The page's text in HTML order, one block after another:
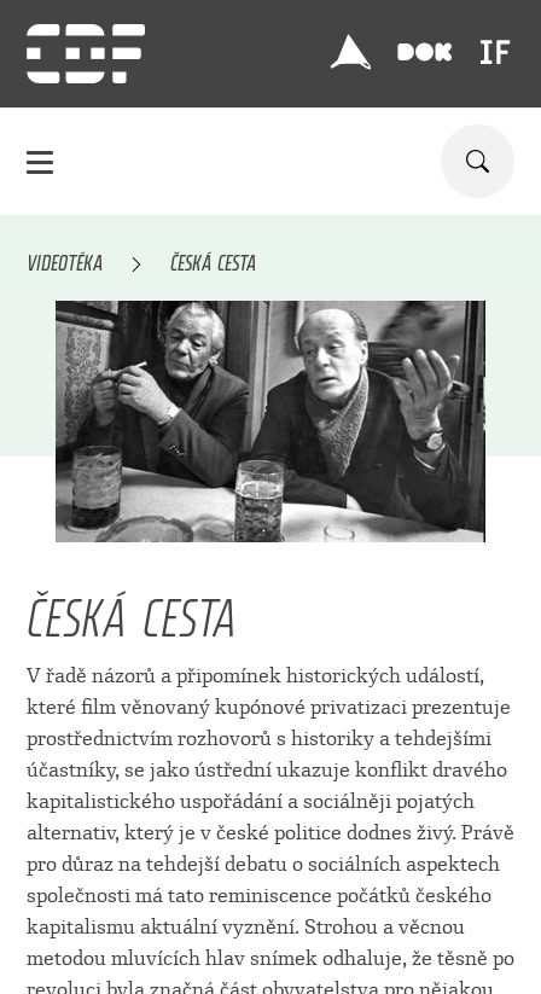
VIDEOTÉKA ČESKÁ CESTA
ČESKÁ CESTA
V řadě názorů a připomínek historických událostí,
které film věnovaný kupónové privatizaci prezentuje
prostřednictvím rozhovorů s historiky a tehdejšími
účastníky, se jako ústřední ukazuje konflikt dravého
kapitalistického uspořádání a sociálněji pojatých
alternativ, který je v české politice dodnes živý. Právě
pro důraz na tehdejší debatu o sociálních aspektech
společnosti má tato reminiscence počátků českého
kapitalismu aktuální vyznění. Strohou a věcnou
metodou mluvících hlav snímek odhaluje, že těsně po